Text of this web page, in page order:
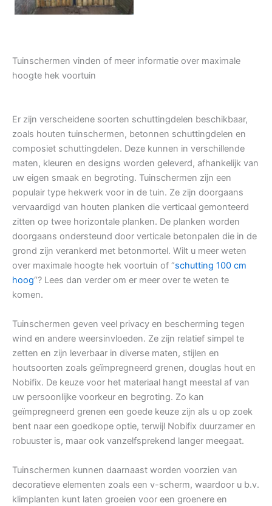
Tuinschermen vinden of meer informatie over maximale
hoogte hek voortuin
Er zijn verscheidene soorten schuttingdelen beschikbaar,
zoals houten tuinschermen, betonnen schuttingdelen en
composiet schuttingdelen. Deze kunnen in verschillende
maten, kleuren en designs worden geleverd, afhankelijk van
uw eigen smaak en begroting. Tuinschermen zijn een
populair type hekwerk voor in de tuin. Ze zijn doorgaans
vervaardigd van houten planken die verticaal gemonteerd
zitten op twee horizontale planken. De planken worden
doorgaans ondersteund door verticale betonpalen die in de
grond zijn verankerd met betonmortel. Wilt u meer weten
over maximale hoogte hek voortuin of “schutting 100 cm
hoog“? Lees dan verder om er meer over te weten te
komen.
Tuinschermen geven veel privacy en bescherming tegen
wind en andere weersinvloeden. Ze zijn relatief simpel te
zetten en zijn leverbaar in diverse maten, stijlen en
houtsoorten zoals geïmpregneerd grenen, douglas hout en
Nobifix. De keuze voor het materiaal hangt meestal af van
uw persoonlijke voorkeur en begroting. Zo kan
geïmpregneerd grenen een goede keuze zijn als u op zoek
bent naar een goedkope optie, terwijl Nobifix duurzamer en
robuuster is, maar ook vanzelfsprekend langer meegaat.
Tuinschermen kunnen daarnaast worden voorzien van
decoratieve elementen zoals een v-scherm, waardoor u b.v.
klimplanten kunt laten groeien voor een groenere en